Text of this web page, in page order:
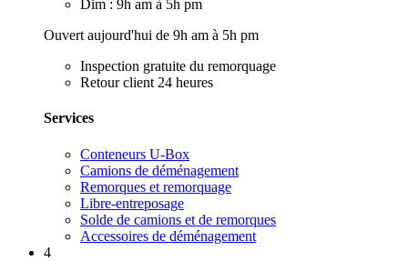
Dim : 9h am à 5h pm
Ouvert aujourd'hui de 9h am à 5h pm
Inspection gratuite du remorquage
Retour client 24 heures
Services
Conteneurs U-Box
Camions de déménagement
Remorques et remorquage
Libre-entreposage
Solde de camions et de remorques
Accessoires de déménagement
4